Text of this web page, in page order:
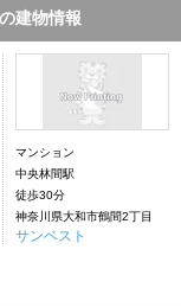
建物情報
マンション
中央林間駅
徒歩30分
神奈川県大和市鶴間2丁目
サンベスト